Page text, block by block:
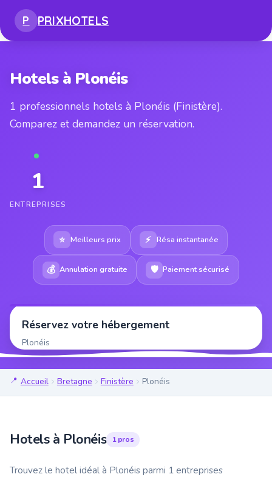
P PRIXHOTELS
Hotels à Plonéis
1 professionnels hotels à Plonéis (Finistère).
Comparez et demandez un réservation.
1
ENTREPRISES
⭐ Meilleurs prix ⚡ Résa instantanée
💰 Annulation gratuite 🛡 Paiement sécurisé
Réservez votre hébergement
Plonéis
Accueil Bretagne Finistère Plonéis
Hotels à Plonéis 1 pros
Trouvez le hotel idéal à Plonéis parmi 1 entreprises